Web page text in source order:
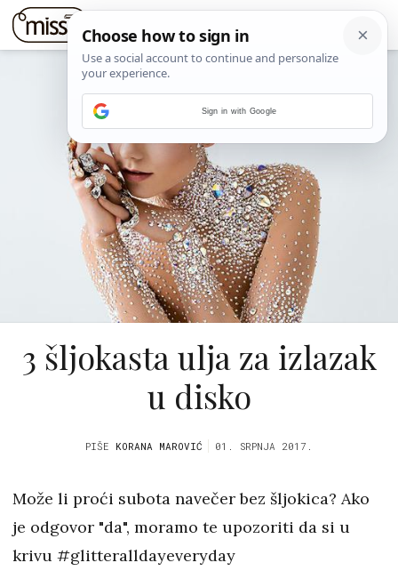
3 šljokasta ulja za izlazak
u disko
PIŠE KORANA MAROVIĆ 01. SRPNJA 2017.
Može li proći subota navečer bez šljokica? Ako
je odgovor "da", moramo te upozoriti da si u
krivu #glitteralldayeveryday
Sign in with Google